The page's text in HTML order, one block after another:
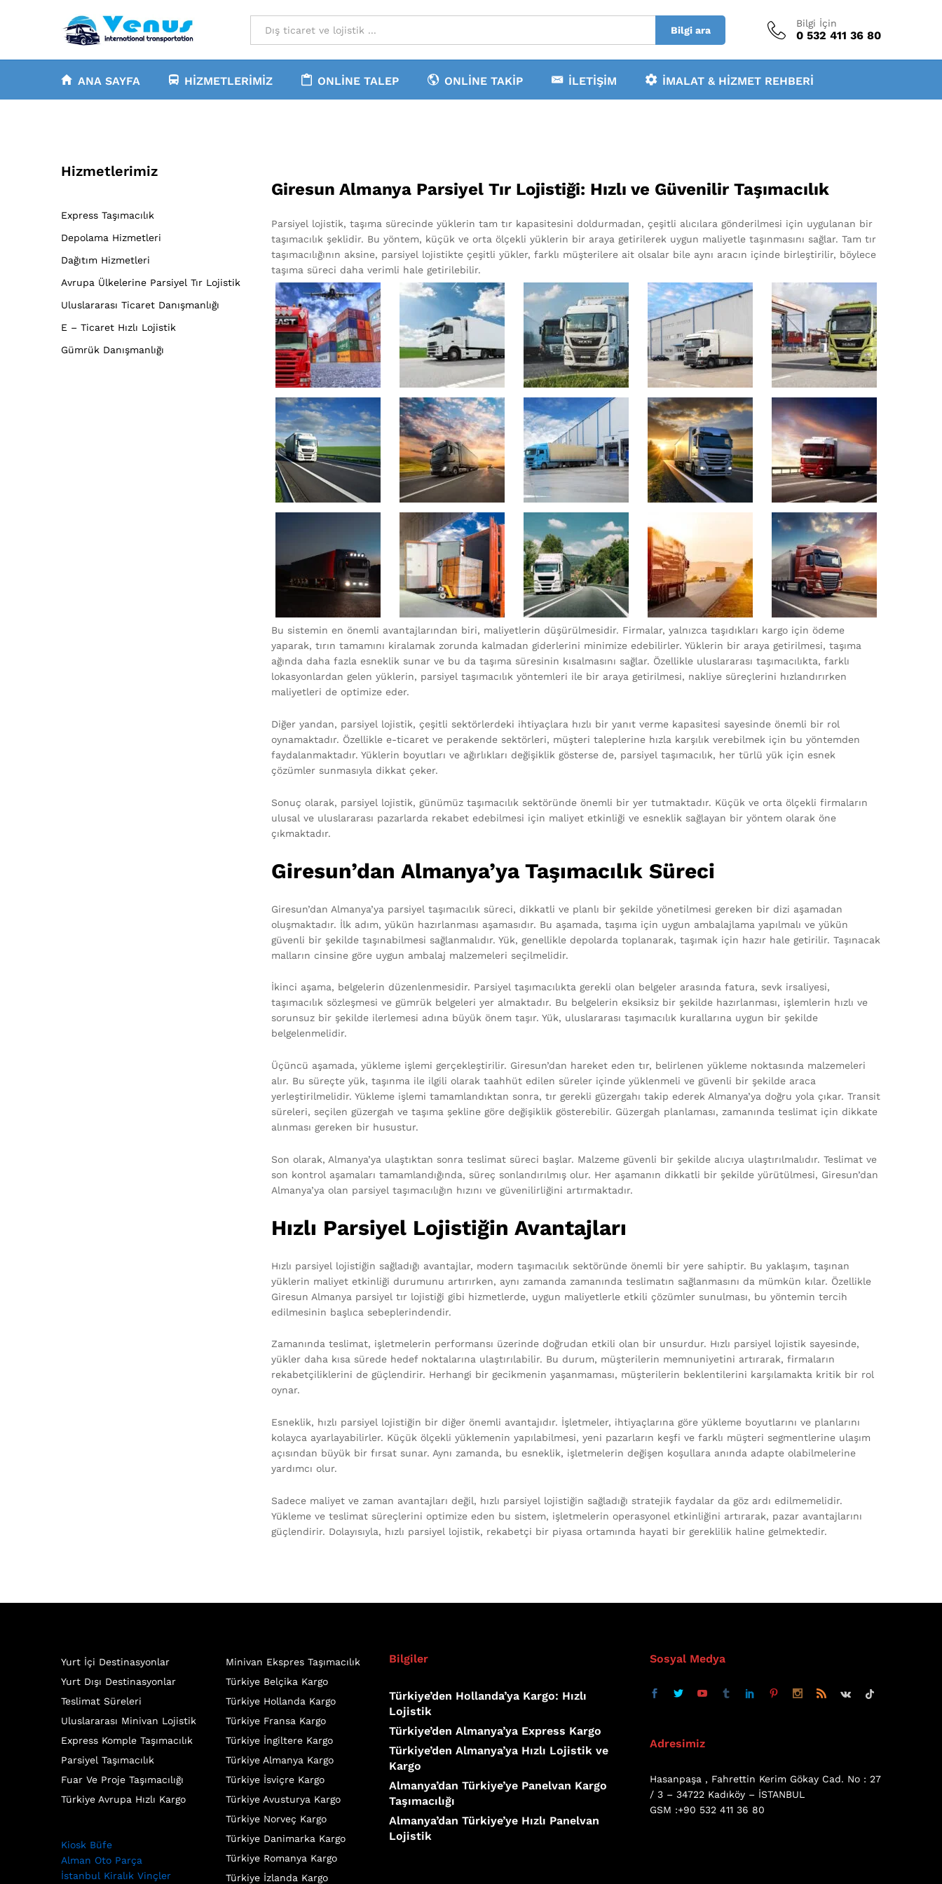
Bilgi ara
Bilgi İçin
0 532 411 36 80
ANA SAYFA HIZMETLERIMIZ ONLINE TALEP ONLINE TAKIP İLETIŞIM İMALAT & HIZMET REHBERI
Giresun Almanya Parsiyel Tır Lojistiği: Hızlı ve Güvenilir Taşımacılık
Parsiyel lojistik, taşıma sürecinde yüklerin tam tır kapasitesini doldurmadan, çeşitli alıcılara gönderilmesi için uygulanan bir
taşımacılık şeklidir. Bu yöntem, küçük ve orta ölçekli yüklerin bir araya getirilerek uygun maliyetle taşınmasını sağlar. Tam tır
taşımacılığının aksine, parsiyel lojistikte çeşitli yükler, farklı müşterilere ait olsalar bile aynı aracın içinde birleştirilir, böylece
taşıma süreci daha verimli hale getirilebilir.
Bu sistemin en önemli avantajlarından biri, maliyetlerin düşürülmesidir. Firmalar, yalnızca taşıdıkları kargo için ödeme
yaparak, tırın tamamını kiralamak zorunda kalmadan giderlerini minimize edebilirler. Yüklerin bir araya getirilmesi, taşıma
ağında daha fazla esneklik sunar ve bu da taşıma süresinin kısalmasını sağlar. Özellikle uluslararası taşımacılıkta, farklı
lokasyonlardan gelen yüklerin, parsiyel taşımacılık yöntemleri ile bir araya getirilmesi, nakliye süreçlerini hızlandırırken
maliyetleri de optimize eder.
Diğer yandan, parsiyel lojistik, çeşitli sektörlerdeki ihtiyaçlara hızlı bir yanıt verme kapasitesi sayesinde önemli bir rol
oynamaktadır. Özellikle e-ticaret ve perakende sektörleri, müşteri taleplerine hızla karşılık verebilmek için bu yöntemden
faydalanmaktadır. Yüklerin boyutları ve ağırlıkları değişiklik gösterse de, parsiyel taşımacılık, her türlü yük için esnek
çözümler sunmasıyla dikkat çeker.
Sonuç olarak, parsiyel lojistik, günümüz taşımacılık sektöründe önemli bir yer tutmaktadır. Küçük ve orta ölçekli firmaların
ulusal ve uluslararası pazarlarda rekabet edebilmesi için maliyet etkinliği ve esneklik sağlayan bir yöntem olarak öne
çıkmaktadır.
Giresun’dan Almanya’ya Taşımacılık Süreci
Giresun’dan Almanya’ya parsiyel taşımacılık süreci, dikkatli ve planlı bir şekilde yönetilmesi gereken bir dizi aşamadan
oluşmaktadır. İlk adım, yükün hazırlanması aşamasıdır. Bu aşamada, taşıma için uygun ambalajlama yapılmalı ve yükün
güvenli bir şekilde taşınabilmesi sağlanmalıdır. Yük, genellikle depolarda toplanarak, taşımak için hazır hale getirilir. Taşınacak
malların cinsine göre uygun ambalaj malzemeleri seçilmelidir.
İkinci aşama, belgelerin düzenlenmesidir. Parsiyel taşımacılıkta gerekli olan belgeler arasında fatura, sevk irsaliyesi,
taşımacılık sözleşmesi ve gümrük belgeleri yer almaktadır. Bu belgelerin eksiksiz bir şekilde hazırlanması, işlemlerin hızlı ve
sorunsuz bir şekilde ilerlemesi adına büyük önem taşır. Yük, uluslararası taşımacılık kurallarına uygun bir şekilde
belgelenmelidir.
Üçüncü aşamada, yükleme işlemi gerçekleştirilir. Giresun’dan hareket eden tır, belirlenen yükleme noktasında malzemeleri
alır. Bu süreçte yük, taşınma ile ilgili olarak taahhüt edilen süreler içinde yüklenmeli ve güvenli bir şekilde araca
yerleştirilmelidir. Yükleme işlemi tamamlandıktan sonra, tır gerekli güzergahı takip ederek Almanya’ya doğru yola çıkar. Transit
süreleri, seçilen güzergah ve taşıma şekline göre değişiklik gösterebilir. Güzergah planlaması, zamanında teslimat için dikkate
alınması gereken bir husustur.
Son olarak, Almanya’ya ulaştıktan sonra teslimat süreci başlar. Malzeme güvenli bir şekilde alıcıya ulaştırılmalıdır. Teslimat ve
son kontrol aşamaları tamamlandığında, süreç sonlandırılmış olur. Her aşamanın dikkatli bir şekilde yürütülmesi, Giresun’dan
Almanya’ya olan parsiyel taşımacılığın hızını ve güvenilirliğini artırmaktadır.
Hızlı Parsiyel Lojistiğin Avantajları
Hızlı parsiyel lojistiğin sağladığı avantajlar, modern taşımacılık sektöründe önemli bir yere sahiptir. Bu yaklaşım, taşınan
yüklerin maliyet etkinliği durumunu artırırken, aynı zamanda zamanında teslimatın sağlanmasını da mümkün kılar. Özellikle
Giresun Almanya parsiyel tır lojistiği gibi hizmetlerde, uygun maliyetlerle etkili çözümler sunulması, bu yöntemin tercih
edilmesinin başlıca sebeplerindendir.
Zamanında teslimat, işletmelerin performansı üzerinde doğrudan etkili olan bir unsurdur. Hızlı parsiyel lojistik sayesinde,
yükler daha kısa sürede hedef noktalarına ulaştırılabilir. Bu durum, müşterilerin memnuniyetini artırarak, firmaların
rekabetçiliklerini de güçlendirir. Herhangi bir gecikmenin yaşanmaması, müşterilerin beklentilerini karşılamakta kritik bir rol
oynar.
Esneklik, hızlı parsiyel lojistiğin bir diğer önemli avantajıdır. İşletmeler, ihtiyaçlarına göre yükleme boyutlarını ve planlarını
kolayca ayarlayabilirler. Küçük ölçekli yüklemenin yapılabilmesi, yeni pazarların keşfi ve farklı müşteri segmentlerine ulaşım
açısından büyük bir fırsat sunar. Aynı zamanda, bu esneklik, işletmelerin değişen koşullara anında adapte olabilmelerine
yardımcı olur.
Sadece maliyet ve zaman avantajları değil, hızlı parsiyel lojistiğin sağladığı stratejik faydalar da göz ardı edilmemelidir.
Yükleme ve teslimat süreçlerini optimize eden bu sistem, işletmelerin operasyonel etkinliğini artırarak, pazar avantajlarını
güçlendirir. Dolayısıyla, hızlı parsiyel lojistik, rekabetçi bir piyasa ortamında hayati bir gereklilik haline gelmektedir.
Hizmetlerimiz
Express Taşımacılık
Depolama Hizmetleri
Dağıtım Hizmetleri
Avrupa Ülkelerine Parsiyel Tır Lojistik
Uluslararası Ticaret Danışmanlığı
E – Ticaret Hızlı Lojistik
Gümrük Danışmanlığı
Yurt İçi Destinasyonlar
Yurt Dışı Destinasyonlar
Teslimat Süreleri
Uluslararası Minivan Lojistik
Express Komple Taşımacılık
Parsiyel Taşımacılık
Fuar Ve Proje Taşımacılığı
Türkiye Avrupa Hızlı Kargo
Kiosk Büfe
Alman Oto Parça
İstanbul Kiralık Vinçler
Minivan Ekspres Taşımacılık
Türkiye Belçika Kargo
Türkiye Hollanda Kargo
Türkiye Fransa Kargo
Türkiye İngiltere Kargo
Türkiye Almanya Kargo
Türkiye İsviçre Kargo
Türkiye Avusturya Kargo
Türkiye Norveç Kargo
Türkiye Danimarka Kargo
Türkiye Romanya Kargo
Türkiye İzlanda Kargo
Bilgiler
Türkiye’den Hollanda’ya Kargo: Hızlı
Lojistik
Türkiye’den Almanya’ya Express Kargo
Türkiye’den Almanya’ya Hızlı Lojistik ve
Kargo
Almanya’dan Türkiye’ye Panelvan Kargo
Taşımacılığı
Almanya’dan Türkiye’ye Hızlı Panelvan
Lojistik
Sosyal Medya
Adresimiz
Hasanpaşa , Fahrettin Kerim Gökay Cad. No : 27
/ 3 – 34722 Kadıköy – İSTANBUL
GSM :+90 532 411 36 80